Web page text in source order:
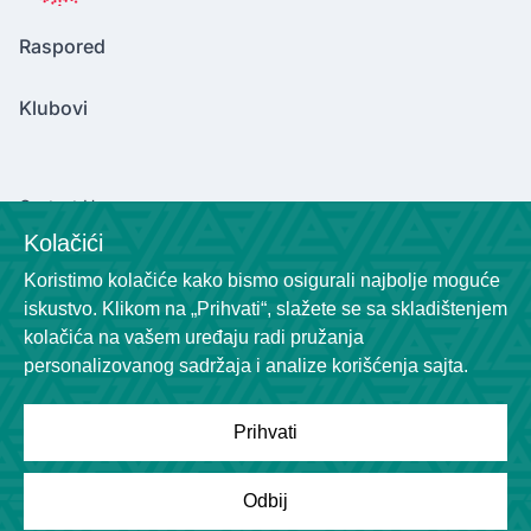
Raspored
Klubovi
Contact Us
marinkovicv2004@gmail.com
Socials
Powered by
League Engine
Tražite rešenje za svoju ligu?
Copyright © League Engine
Kolačići
Koristimo kolačiće kako bismo osigurali najbolje moguće
iskustvo. Klikom na „Prihvati“, slažete se sa skladištenjem
kolačića na vašem uređaju radi pružanja
personalizovanog sadržaja i analize korišćenja sajta.
Prihvati
Odbij